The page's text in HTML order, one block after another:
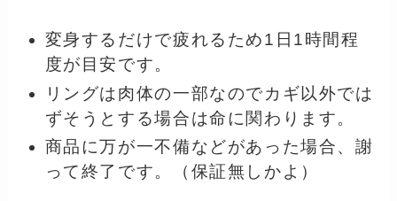
変身するだけで疲れるため1日1時間程
度が目安です。
リングは肉体の一部なのでカギ以外では
ずそうとする場合は命に関わります。
商品に万が一不備などがあった場合、謝
って終了です。（保証無しかよ）